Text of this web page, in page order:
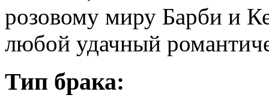
розовому миру Барби и
любой удачный
Тип брака: